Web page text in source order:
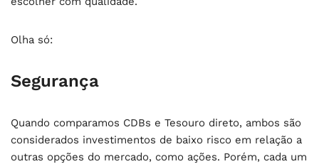
Olha só:
Segurança
Quando comparamos CDBs e Tesouro direto, ambos são
considerados investimentos de baixo risco em relação a
outras opções do mercado, como ações. Porém, cada um